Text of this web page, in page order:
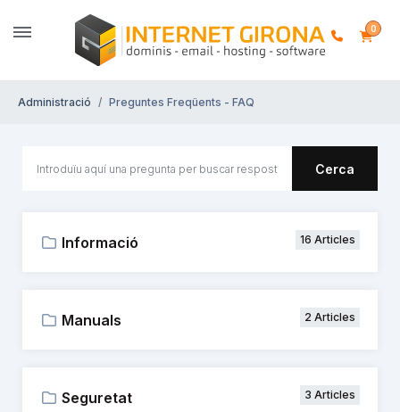
0
Administració Preguntes Freqüents - FAQ
Cerca
16 Articles
Informació
2 Articles
Manuals
3 Articles
Seguretat